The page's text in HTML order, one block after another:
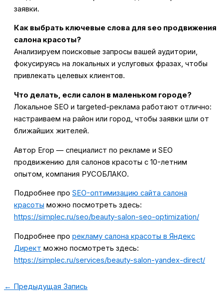
заявки.
Как выбрать ключевые слова для seo продвижения
салона красоты?
Анализируем поисковые запросы вашей аудитории,
фокусируясь на локальных и услуговых фразах, чтобы
привлекать целевых клиентов.
Что делать, если салон в маленьком городе?
Локальное SEO и targeted-реклама работают отлично:
настраиваем на район или город, чтобы заявки шли от
ближайших жителей.
Автор Егор — специалист по рекламе и SEO
продвижению для салонов красоты с 10-летним
опытом, компания РУСОБЛАКО.
Подробнее про SEO-оптимизацию сайта салона
красоты можно посмотреть здесь:
https://simplec.ru/seo/beauty-salon-seo-optimization/
Подробнее про рекламу салона красоты в Яндекс
Директ можно посмотреть здесь:
https://simplec.ru/services/beauty-salon-yandex-direct/
← Предыдущая Запись